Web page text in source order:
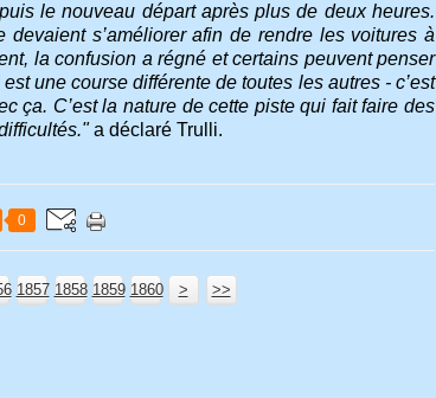
le nouveau départ après plus de deux heures.
devaient s’améliorer afin de rendre les voitures à
la confusion a régné et certains peuvent penser
une course différente de toutes les autres - c’est
ça. C’est la nature de cette piste qui fait faire des
a déclaré Trulli.
0
1857 1858 1859 1860 1870
1880
1890
1900
2000
2100
2200
2300
2400
2500
2600
2700
2800
2900
3000
3100
3200
3300
3400
3500
3600
3700
3800
3900
4000
4100
4200
4300
4400
4500
4600
4700
4800
4900
5000
5100
5200
5300
5400
5500
5600
5700
> >>